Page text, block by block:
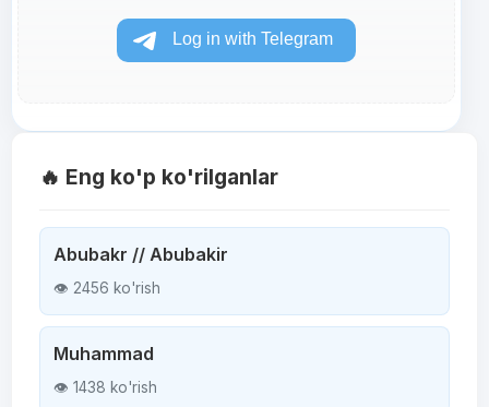
🔥 Eng ko'p ko'rilganlar
Abubakr // Abubakir
👁 2456 ko'rish
Muhammad
👁 1438 ko'rish